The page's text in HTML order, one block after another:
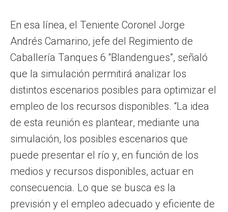
En esa línea, el Teniente Coronel Jorge
Andrés Camarino, jefe del Regimiento de
Caballería Tanques 6 “Blandengues”, señaló
que la simulación permitirá analizar los
distintos escenarios posibles para optimizar el
empleo de los recursos disponibles. “La idea
de esta reunión es plantear, mediante una
simulación, los posibles escenarios que
puede presentar el río y, en función de los
medios y recursos disponibles, actuar en
consecuencia. Lo que se busca es la
previsión y el empleo adecuado y eficiente de